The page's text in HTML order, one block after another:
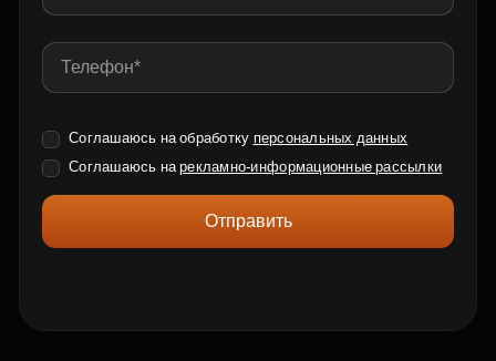
Соглашаюсь на обработку персональных данных
Соглашаюсь нарекламно-информационные рассылки
Отправить